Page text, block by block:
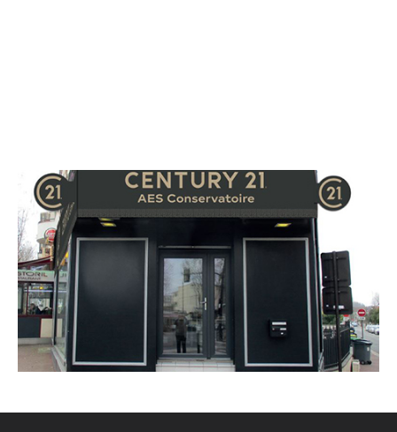
CENTURY 21 AES Conservatoire
112 avenue de la Division Leclerc
ANTONY - 92160
Envoyer un message
Téléphoner à l'agence